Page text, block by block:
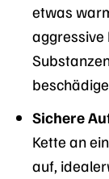
etwas
aggressive
Sichere
Kette an
auf,